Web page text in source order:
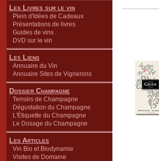
Les Livres sur le vin
Plein d'Idées de Cadeaux
Présentations de livres
Guides de vins
DVD sur le vin
Les Liens
Annuaire du Vin
Annuaire Sites de Vignerons
Dossier Champagne
Terroirs de Champagne
Dégustation du Champagne
L'Étiquette du Champagne
Le Dosage du Champagne
Les Articles
Vin Bio et Biodynamie
Visites de Domaine